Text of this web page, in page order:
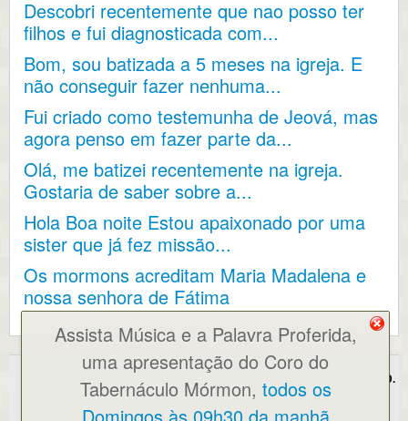
Descobri recentemente que nao posso ter
filhos e fui diagnosticada com...
Bom, sou batizada a 5 meses na igreja. E
não conseguir fazer nenhuma...
Fui criado como testemunha de Jeová, mas
agora penso em fazer parte da...
Olá, me batizei recentemente na igreja.
Gostaria de saber sobre a...
Hola Boa noite Estou apaixonado por uma
sister que já fez missão...
Os mormons acreditam Maria Madalena e
nossa senhora de Fátima
ALLABOUTMORMONS.COM NÃO É UM SITE OFICIAL DA IGREJA SUD.
TODAS AS OPINIÕES EXPRESSAS SÃO AS DOS PUBLICADORES
ORIGINAIS E/OU DO WEBMASTER AO UTILIZAR ESTE SITE, VOCÊ
Assista Música e a Palavra Proferida,
uma apresentação do Coro do
Tabernáculo Mórmon, todos os